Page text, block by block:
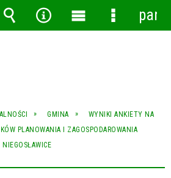
GMINA
WYNIKI ANKIETY NA
PLANOWANIA I ZAGOSPODAROWANIA
Wyszukiwarka
Narzędzia
MenuMenu